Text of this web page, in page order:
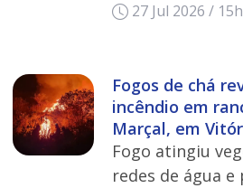
27 Jul 2026 /
Fogos de chá
incêndio em
Marçal, em
Fogo atingiu
redes de água